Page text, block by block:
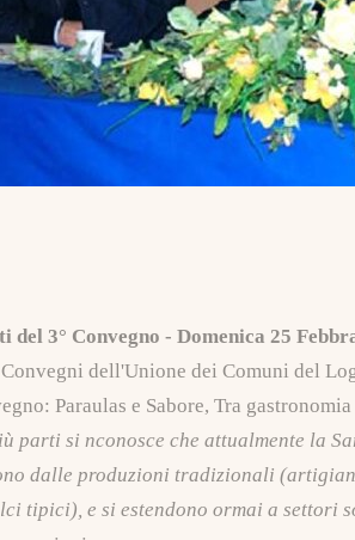
del 3° Convegno - Domenica 25
Convegni dell'Unione dei Comuni del
Paraulas e Sabore, Tra
parti si nconosce che attualmente la
dalle produzioni tradizionali
tipici), e si estendono ormai a settori